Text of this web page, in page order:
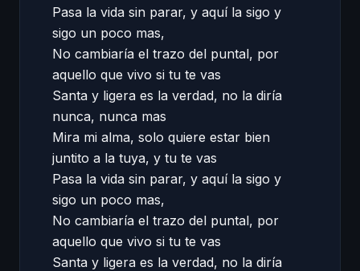
Pasa la vida sin parar, y aquí la sigo y
sigo un poco mas,
No cambiaría el trazo del puntal, por
aquello que vivo si tu te vas
Santa y ligera es la verdad, no la diría
nunca, nunca mas
Mira mi alma, solo quiere estar bien
juntito a la tuya, y tu te vas
Pasa la vida sin parar, y aquí la sigo y
sigo un poco mas,
No cambiaría el trazo del puntal, por
aquello que vivo si tu te vas
Santa y ligera es la verdad, no la diría